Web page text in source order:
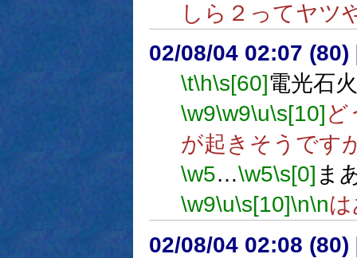
しら２ってヤツ
02/08/04 02:07 (80)
\t\h\s[60]電光石
\w9\w9\u\s[10] ど
が起きそうです
\w5…\w5\s[0] ま
\w9\u\s[10]\n\n
02/08/04 02:08 (80)